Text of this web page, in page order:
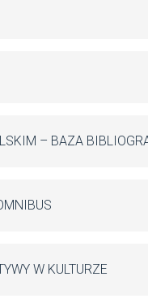
– BAZA
W KULTURZE